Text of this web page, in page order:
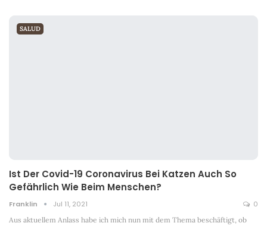
SALUD
Ist Der Covid-19 Coronavirus Bei Katzen Auch So
Gefährlich Wie Beim Menschen?
Franklin Jul 11, 2021 0
Aus aktuellem Anlass habe ich mich nun mit dem Thema beschäftigt, ob